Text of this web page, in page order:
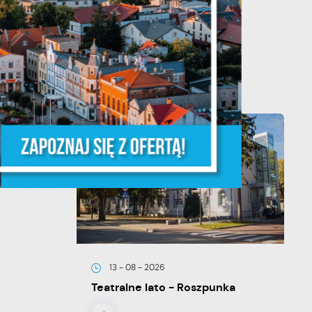
20 - 08 - 2026
Teatralne lato - Zdrowo i
kolorowo
13 - 08 - 2026
Teatralne lato - Roszpunka